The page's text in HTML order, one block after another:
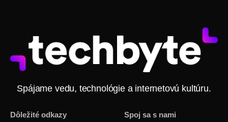
Spájame vedu, technológie a internetovú kultúru.
Dôležité odkazy Spoj sa s nami